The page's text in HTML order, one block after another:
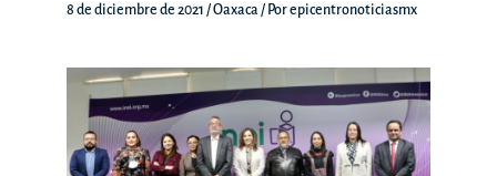
8 de diciembre de 2021 /Oaxaca / Porepicentronoticiasmx